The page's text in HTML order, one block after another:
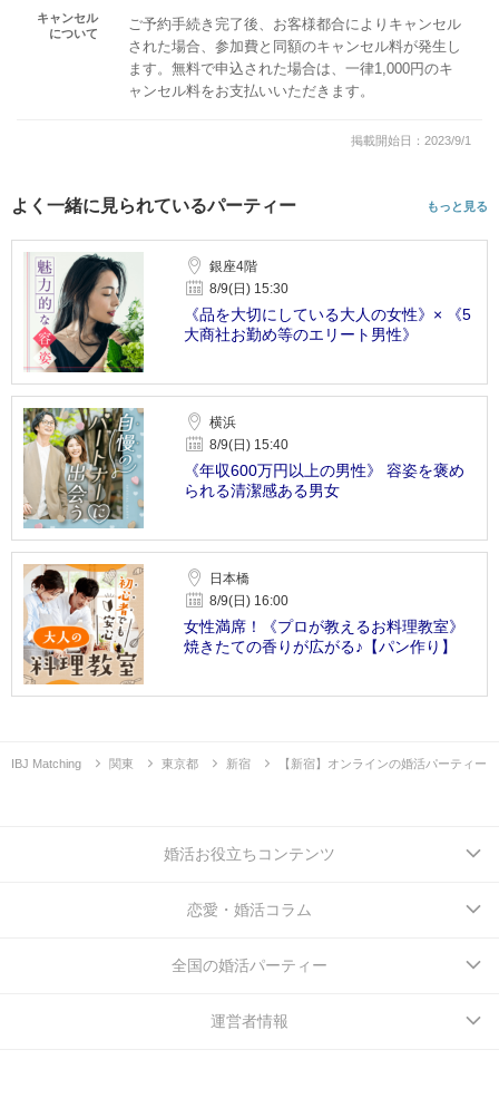
キャンセル
について
ご予約手続き完了後、お客様都合によりキャンセル
された場合、参加費と同額のキャンセル料が発生し
ます。無料で申込された場合は、一律1,000円のキ
ャンセル料をお支払いいただきます。
掲載開始日：2023/9/1
よく一緒に見られているパーティー もっと見る
銀座4階
8/9(日) 15:30
《品を大切にしている大人の女性》× 《5
大商社お勤め等のエリート男性》
横浜
8/9(日) 15:40
《年収600万円以上の男性》 容姿を褒め
られる清潔感ある男女
日本橋
8/9(日) 16:00
女性満席！《プロが教えるお料理教室》
焼きたての香りが広がる♪【パン作り】
IBJ Matching 関東 東京都 新宿 【新宿】オンラインの婚活パーティー
婚活お役立ちコンテンツ
恋愛・婚活コラム
全国の婚活パーティー
運営者情報